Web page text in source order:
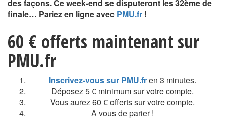
des façons. Ce week-end se disputeront les 32ème de
finale… Pariez en ligne avec PMU.fr !
60 € offerts maintenant sur
PMU.fr
Inscrivez-vous sur PMU.fren 3 minutes.
Déposez 5 € minimum sur votre compte.
Vous aurez 60 € offerts sur votre compte.
A vous de parier !